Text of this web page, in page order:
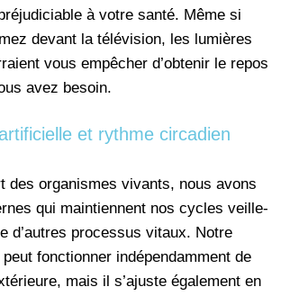
à votre santé. Même si
devant la télévision, les lumières
vous empêcher d’obtenir le repos
avez besoin.
et rythme circadien
des organismes vivants, nous avons
qui maintiennent nos cycles veille-
d’autres processus vitaux. Notre
peut fonctionner indépendamment de
mais il s’ajuste également en